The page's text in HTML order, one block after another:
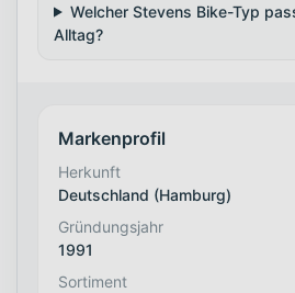
Welcher Stevens Bike-Typ
Alltag?
Markenprofil
Herkunft
Deutschland (Hamburg)
Gründungsjahr
1991
Sortiment